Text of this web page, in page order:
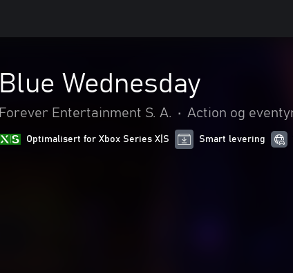
Blue Wednesday
Forever Entertainment S. A. • Action og
Optimalisert for Xbox Series X|S Smart levering